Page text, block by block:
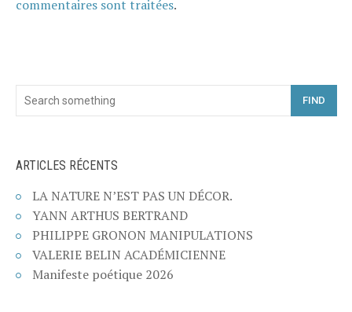
commentaires sont traitées.
FIND
ARTICLES RÉCENTS
LA NATURE N’EST PAS UN DÉCOR.
YANN ARTHUS BERTRAND
PHILIPPE GRONON MANIPULATIONS
VALERIE BELIN ACADÉMICIENNE
Manifeste poétique 2026